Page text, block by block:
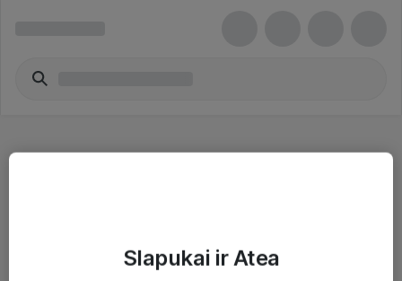
Slapukai ir Atea